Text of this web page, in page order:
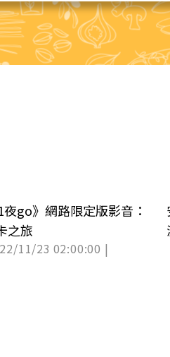
go》網路限定版影音：
之旅
11/23 02:00:00 |